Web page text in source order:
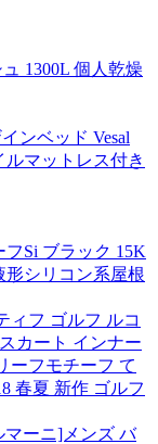
1300L 個人乾燥
ンベッド Vesal
マットレス付き
フSi ブラック 15K
形シリコン系屋根
ィフ ゴルフ ルコ
カート インナー
ーフモチーフ て
春夏 新作 ゴルフ
ーニ]メンズ バ